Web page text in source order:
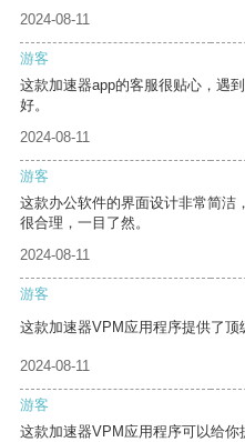
2024-08-11
游客
这款加速器app的客服很贴心，遇
好。
2024-08-11
游客
这款办公软件的界面设计非常简洁
很合理，一目了然。
2024-08-11
游客
这款加速器VPM应用程序提供了顶
2024-08-11
游客
这款加速器VPM应用程序可以给